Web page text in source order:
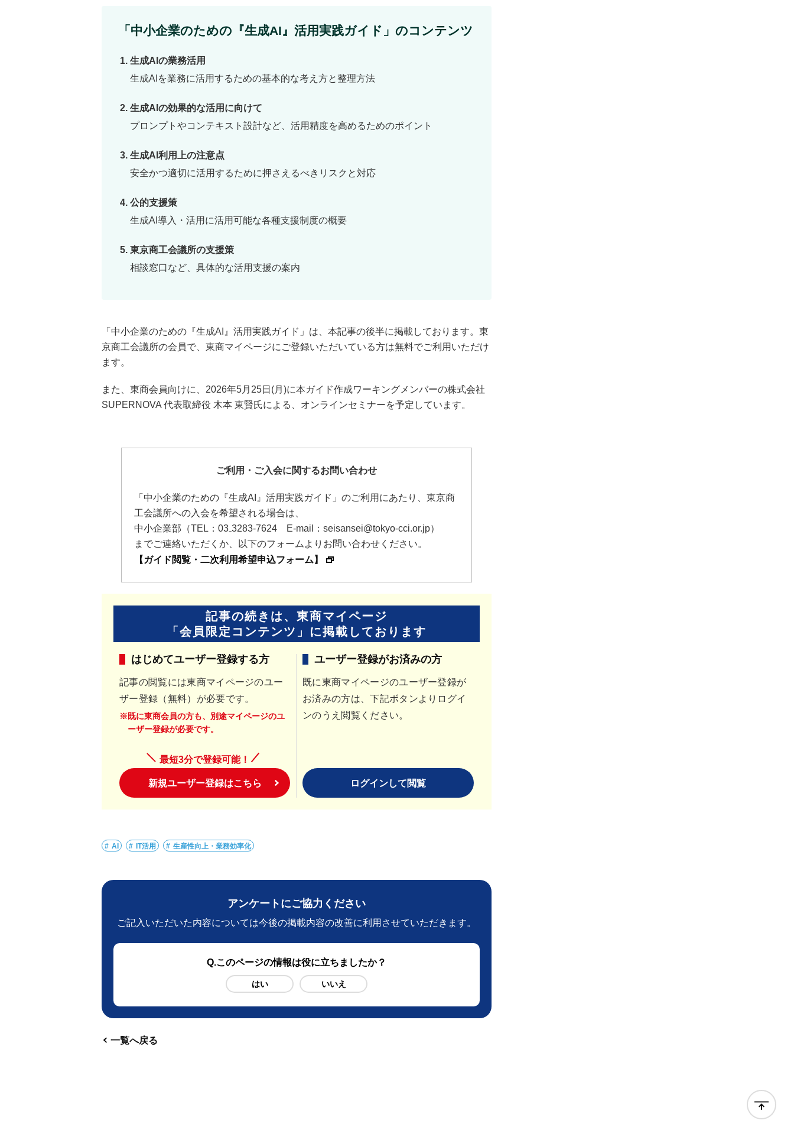
「中小企業のための『生成AI』活用実践ガイド」のコンテンツ
生成AIの業務活用
生成AIを業務に活用するための基本的な考え方と整理方法
生成AIの効果的な活用に向けて
プロンプトやコンテキスト設計など、活用精度を高めるためのポイント
生成AI利用上の注意点
安全かつ適切に活用するために押さえるべきリスクと対応
公的支援策
生成AI導入・活用に活用可能な各種支援制度の概要
東京商工会議所の支援策
相談窓口など、具体的な活用支援の案内
「中小企業のための『生成AI』活用実践ガイド」は、本記事の後半に掲載しております。東
京商工会議所の会員で、東商マイページにご登録いただいている方は無料でご利用いただけ
ます。
また、東商会員向けに、2026年5月25日(月)に本ガイド作成ワーキングメンバーの株式会社
SUPERNOVA 代表取締役 木本 東賢氏による、オンラインセミナーを予定しています。
ご利用・ご入会に関するお問い合わせ
「中小企業のための『生成AI』活用実践ガイド」のご利用にあたり、東京商
工会議所への入会を希望される場合は、
中小企業部（TEL：03₋3283-7624 E-mail：seisansei@tokyo-cci.or.jp）
までご連絡いただくか、以下のフォームよりお問い合わせください。
【ガイド閲覧・二次利用希望申込フォーム】
記事の続きは、東商マイページ
「会員限定コンテンツ」に掲載しております
はじめてユーザー登録する方
記事の閲覧には東商マイページのユー
ザー登録（無料）が必要です。
※既に東商会員の方も、別途マイページのユ
ーザー登録が必要です。
最短3分で登録可能！
新規ユーザー登録はこちら
ユーザー登録がお済みの方
既に東商マイページのユーザー登録が
お済みの方は、下記ボタンよりログイ
ンのうえ閲覧ください。
ログインして閲覧
AI IT活用 生産性向上・業務効率化
アンケートにご協力ください
ご記入いただいた内容については今後の掲載内容の改善に利用させていただきます。
Q .このページの情報は役に立ちましたか？
はい いいえ
一覧へ戻る